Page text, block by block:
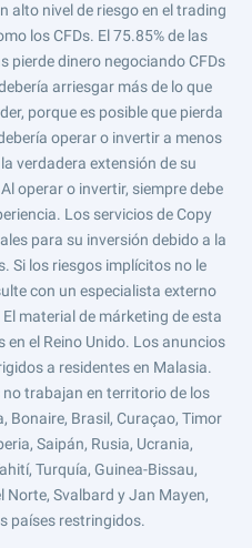
alto nivel de riesgo en el trading
los CFDs. El 75.85% de las
pierde dinero negociando CFDs
arriesgar más de lo que
porque es posible que pierda
operar o invertir a menos
verdadera extensión de su
operar o invertir, siempre debe
Los servicios de Copy
para su inversión debido a la
Si los riesgos implícitos no le
con un especialista externo
material de márketing de esta
el Reino Unido. Los anuncios
a residentes en Malasia.
trabajan en territorio de los
Bonaire, Brasil, Curaçao, Timor
Saipán, Rusia, Ucrania,
Turquía, Guinea-Bissau,
Norte, Svalbard y Jan Mayen,
países restringidos.